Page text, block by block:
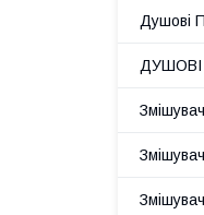
Душові